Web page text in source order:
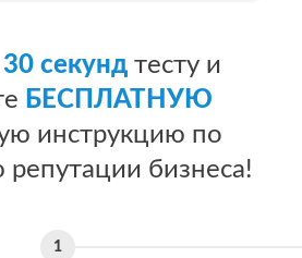
30 секундтесту и
БЕСПЛАТНУЮ
инструкцию по
бизнеса!